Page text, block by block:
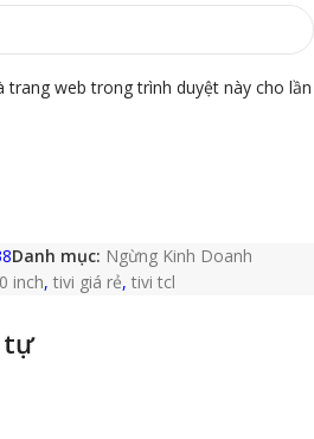
trang web trong trình duyệt này cho lần
Danh mục: Ngừng Kinh Doanh
inch, tivi giá rẻ, tivi tcl
tự